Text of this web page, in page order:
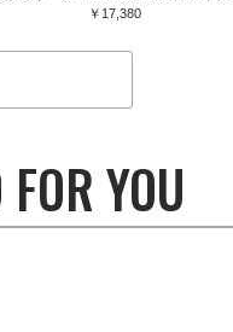
￥17,380
YOU